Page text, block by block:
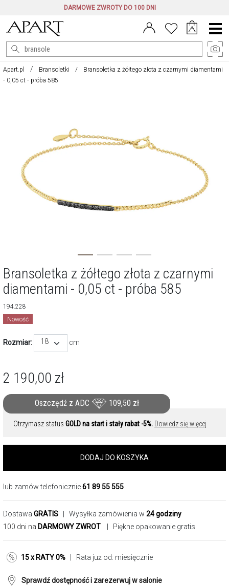
DARMOWE ZWROTY DO 100 DNI
Menu
główne
Apart.pl Bransoletki
Bransoletka z żółtego złota z czarnymi diamentami
- 0,05 ct - próba 585
Bransoletka z żółtego złota z czarnymi
diamentami - 0,05 ct - próba 585
194.228
Nowość
Rozmiar: 18 cm
2 190,00 zł
Oszczędź z ADC 109,50 zł
Otrzymasz status GOLD na start i stały rabat -5%. Dowiedz się więcej
DODAJ DO KOSZYKA
lub zamów telefonicznie61 89 55 555
Dostawa GRATIS | Wysyłka zamówienia w 24 godziny
100 dni na DARMOWY ZWROT | Piękne opakowanie gratis
15 x RATY 0% | Rata już od: miesięcznie
Sprawdź dostępność i zarezerwuj w salonie